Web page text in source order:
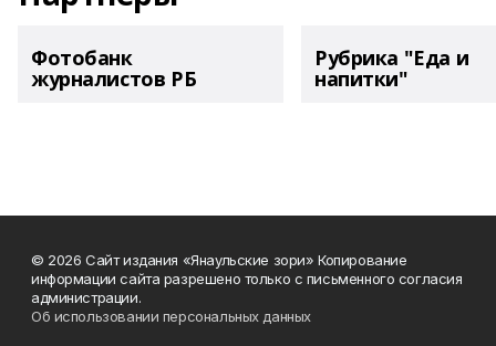
Фотобанк
журналистов РБ
Рубрика "Еда и
напитки"
© 2026 Сайт издания «Янаульские зори» Копирование
информации сайта разрешено только с письменного согласия
администрации.
Об использовании персональных данных